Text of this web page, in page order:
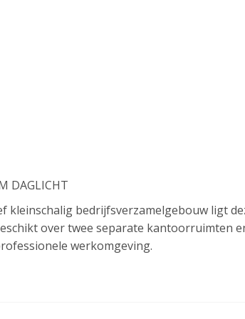
DAGLICHT
kleinschalig bedrijfsverzamelgebouw ligt
over twee separate kantoorruimten
werkomgeving.
dienstverlenende en medisch-